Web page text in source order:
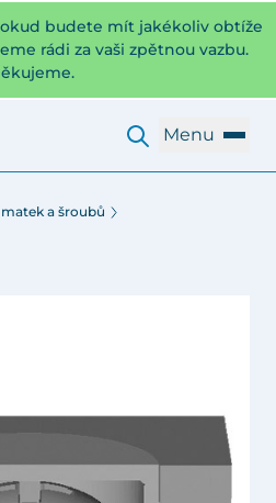
budete mít jakékoliv obtíže
rádi za vaši zpětnou vazbu.
Menu
a šroubů